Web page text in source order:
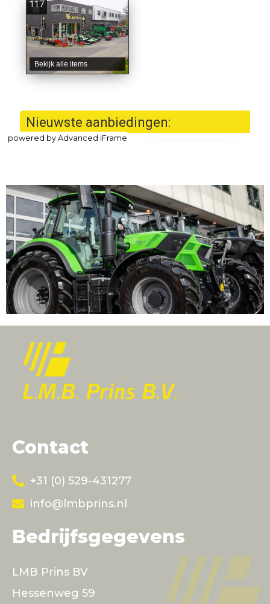
powered by Advanced iFrame
Contact
+31 (0) 529-431277
info@lmbprins.nl
Bedrijfsgegevens
LMB Prins BV
Hessenweg 59